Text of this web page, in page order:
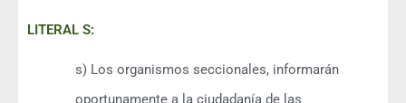
LITERAL S:
s) Los organismos seccionales, informarán
oportunamente a la ciudadanía de las